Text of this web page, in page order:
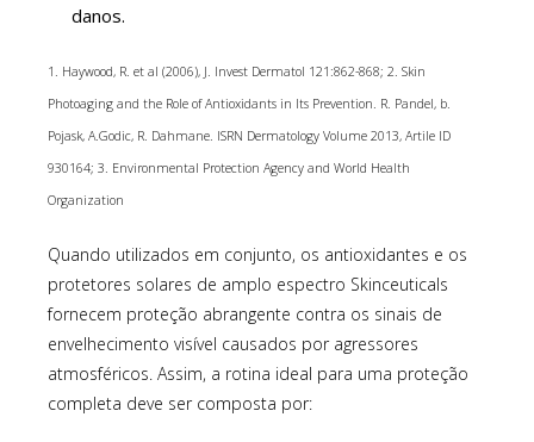
danos.
1. Haywood, R. et al (2006), J. Invest Dermatol 121:862-868; 2. Skin
Photoaging and the Role of Antioxidants in Its Prevention. R. Pandel, b.
Pojask, A.Godic, R. Dahmane. ISRN Dermatology Volume 2013, Artile ID
930164; 3. Environmental Protection Agency and World Health
Organization
Quando utilizados em conjunto, os antioxidantes e os
protetores solares de amplo espectro Skinceuticals
fornecem proteção abrangente contra os sinais de
envelhecimento visível causados ​​por agressores
atmosféricos. Assim, a rotina ideal para uma proteção
completa deve ser composta por: